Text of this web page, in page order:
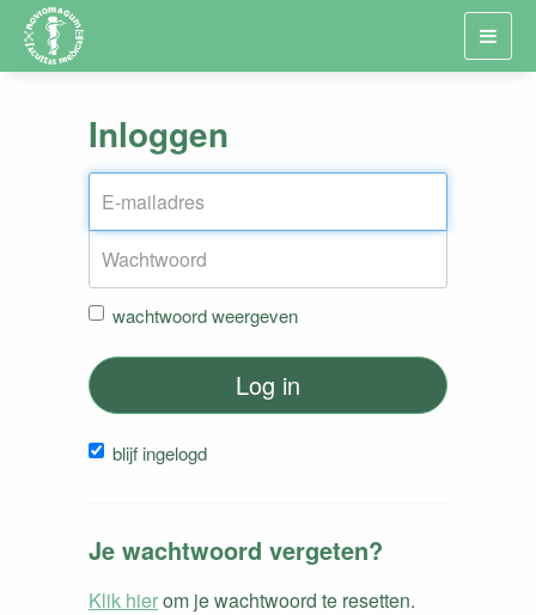
Inloggen
wachtwoord weergeven
Log in
blijf ingelogd
Je wachtwoord vergeten?
Klik hierom je wachtwoord te resetten.